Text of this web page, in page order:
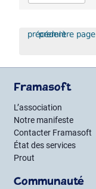
première page
précédent
Framasoft
L’association
Notre manifeste
Contacter Framasoft
État des services
Prout
Communauté